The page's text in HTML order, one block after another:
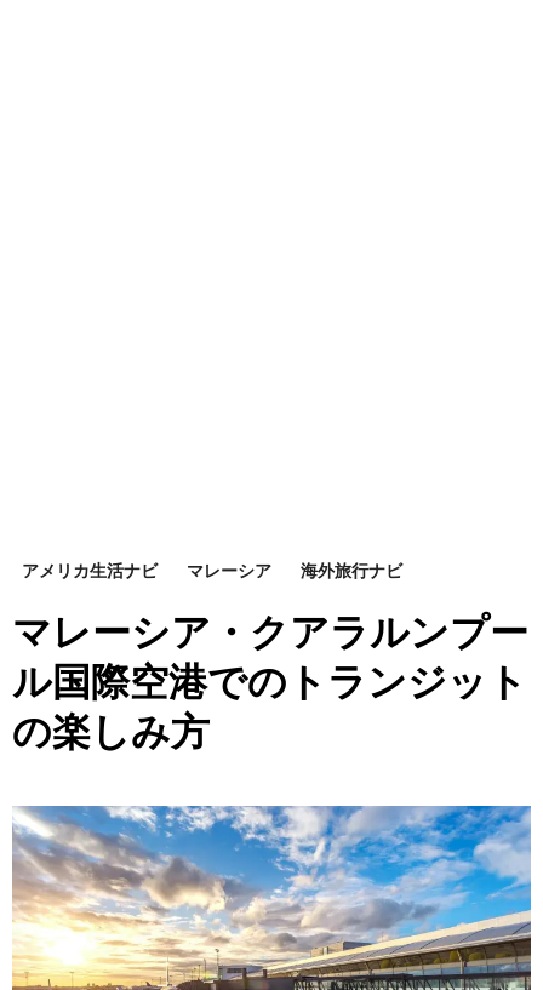
アメリカ生活ナビ マレーシア 海外旅行ナビ
マレーシア・クアラルンプー
ル国際空港でのトランジット
の楽しみ方